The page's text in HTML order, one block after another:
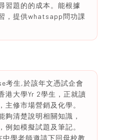
習題的的成本。能根據
，提供whatsapp問功課
考生,於該年文憑試企會
港大學Yr 2學生，正就讀
主修市場營銷及化學。
夠清楚說明相關知識，
例如模擬試題及筆記。
學老師邀請下回母校教